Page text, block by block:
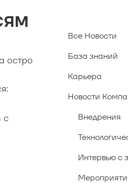
остро
с
Все Новости
База знаний
Карьера
Новости
Внедрения
Интервью с